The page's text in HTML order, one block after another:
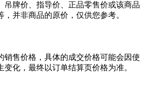
吊牌价、指导价、正品零售价或该商品
并非商品的原价，仅供您参考。
销售价格，具体的成交价格可能会因使
变化，最终以订单结算页价格为准。